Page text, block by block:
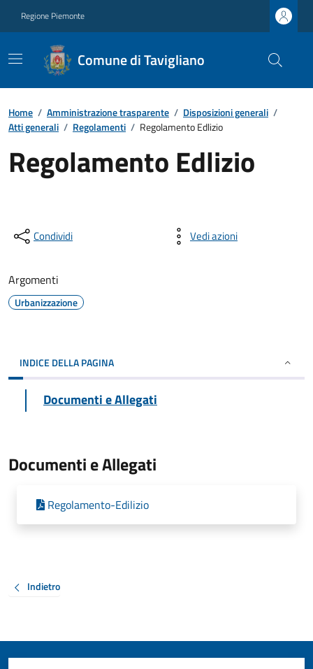
Regione Piemonte
Comune di Tavigliano
Home / Amministrazione trasparente / Disposizioni generali /
Atti generali / Regolamenti / Regolamento Edlizio
Regolamento Edlizio
Condividi Vedi azioni
Argomenti
Urbanizzazione
INDICE DELLA PAGINA
Documenti e Allegati
Documenti e Allegati
Regolamento-Edilizio
Indietro